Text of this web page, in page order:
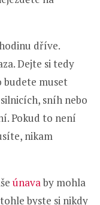
dříve.
Dejte si tedy
budete muset
sníh nebo
Pokud to není
nikam
únavaby mohla
byste si nikdy